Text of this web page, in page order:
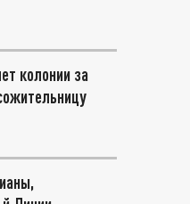
колонии за